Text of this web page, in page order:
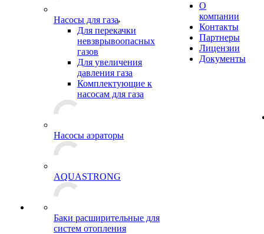
Насосы для газа
Для перекачки
невзврывоопасных
газов
Для увеличения
давления газа
Комплектующие к
насосам для газа
Насосы аэраторы
AQUASTRONG
Баки расширительные для
систем отопления
О
компании
Контакты
Партнеры
Лицензии
Документы